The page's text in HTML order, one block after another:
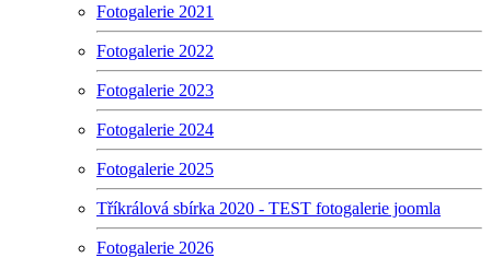
Fotogalerie 2021
Fotogalerie 2022
Fotogalerie 2023
Fotogalerie 2024
Fotogalerie 2025
Tříkrálová sbírka 2020 - TEST fotogalerie joomla
Fotogalerie 2026